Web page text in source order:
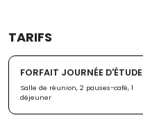
TARIFS
FORFAIT JOURNÉE D'ÉTUDE
Salle de réunion, 2 pauses-café, 1
déjeuner